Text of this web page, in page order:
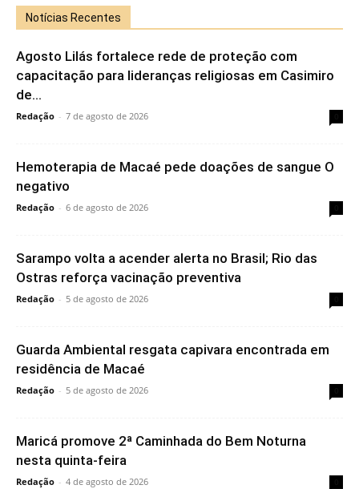
Notícias Recentes
Agosto Lilás fortalece rede de proteção com
capacitação para lideranças religiosas em Casimiro
de...
Redação - 7 de agosto de 2026
Hemoterapia de Macaé pede doações de sangue O
negativo
Redação - 6 de agosto de 2026
Sarampo volta a acender alerta no Brasil; Rio das
Ostras reforça vacinação preventiva
Redação - 5 de agosto de 2026
Guarda Ambiental resgata capivara encontrada em
residência de Macaé
Redação - 5 de agosto de 2026
Maricá promove 2ª Caminhada do Bem Noturna
nesta quinta-feira
Redação - 4 de agosto de 2026